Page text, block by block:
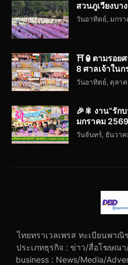
สวนภูเวียงบา
วันอาทิตย์, มกรา
⛩️🏮ตามรอยศ
8 ศาลเจ้าในก
วันอาทิตย์, ตุลา
🎉🎇 งาน“รัก
มกราคม 2569
วันจันทร์, ธันวาค
ไทยทราเวลเพรส ทะเบียนพา
ประเภทธุรกิจ : ข่าว/สื่อโฆษณ
business : News/Media/